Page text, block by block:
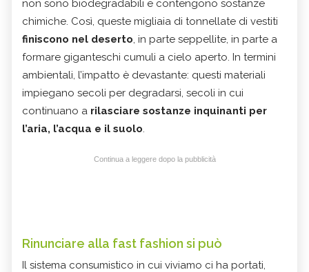
non sono biodegradabili e contengono sostanze
chimiche. Così, queste migliaia di tonnellate di vestiti
finiscono nel deserto, in parte seppellite, in parte a
formare giganteschi cumuli a cielo aperto. In termini
ambientali, l’impatto è devastante: questi materiali
impiegano secoli per degradarsi, secoli in cui
continuano a rilasciare sostanze inquinanti per
l’aria, l’acqua e il suolo.
Continua a leggere dopo la pubblicità
Rinunciare alla fast fashion si può
Il sistema consumistico in cui viviamo ci ha portati,